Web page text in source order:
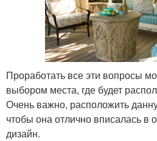
Проработать все эти вопросы
выбором места, где будет
Очень важно, расположить
чтобы она отлично вписалась
дизайн.